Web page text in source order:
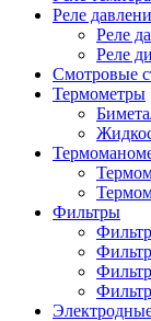
Реле
Реле
Реле
Смотровые
Термометры
Фильтры